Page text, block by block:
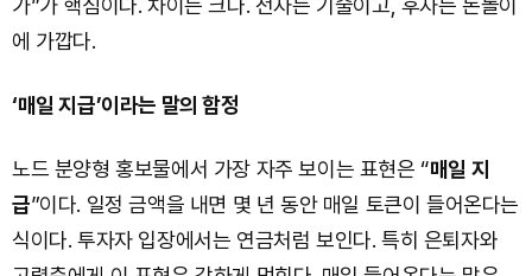
가”가 핵심이다. 차이는 크다. 전자는 기술이고, 후자는 돈놀이
에 가깝다.
‘매일 지급’이라는 말의 함정
노드 분양형 홍보물에서 가장 자주 보이는 표현은 “매일 지
급”이다. 일정 금액을 내면 몇 년 동안 매일 토큰이 들어온다는
식이다. 투자자 입장에서는 연금처럼 보인다. 특히 은퇴자와